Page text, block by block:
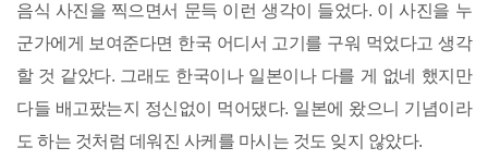
음식 사진을 찍으면서 문득 이런 생각이 들었다. 이 사진을 누
군가에게 보여준다면 한국 어디서 고기를 구워 먹었다고 생각
할 것 같았다. 그래도 한국이나 일본이나 다를 게 없네 했지만
다들 배고팠는지 정신없이 먹어댔다. 일본에 왔으니 기념이라
도 하는 것처럼 데워진 사케를 마시는 것도 잊지 않았다.